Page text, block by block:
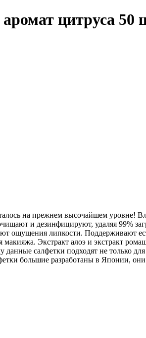
цитруса 50
на прежнем высочайшем уровне!
и дезинфицируют, удаляя 99%
ощущения липкости. Поддерживают
Экстракт алоэ и экстракт
салфетки подходят не только
большие разработаны в Японии,